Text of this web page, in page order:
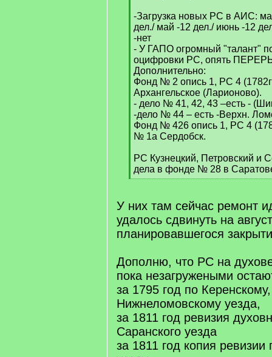
-Загрузка новых РС в АИС:
дел./ май -12 дел./ июнь -12
-нет
- У ГАПО огромный "талант"
оцифровки РС, опять
Дополнительно:
Фонд № 2 опись 1, РС 4
Архангельское (Ларионово).
- дело № 41, 42, 43 –есть -
-дело № 44 – есть -Верхн.
Фонд № 426 опись 1, РС 4
№ 1а Сердобск.
РС Кузнецкий, Петровский и
дела в фонде № 28 в
[
q
]
У них там сейчас ремонт
удалось сдвинуть на
планировавшегося
Дополню, что РС на
пока незагружеными
за 1795 год по
Нижнеломовскому уезда,
за 1811 год ревизия
Саранского уезда
за 1811 год копия